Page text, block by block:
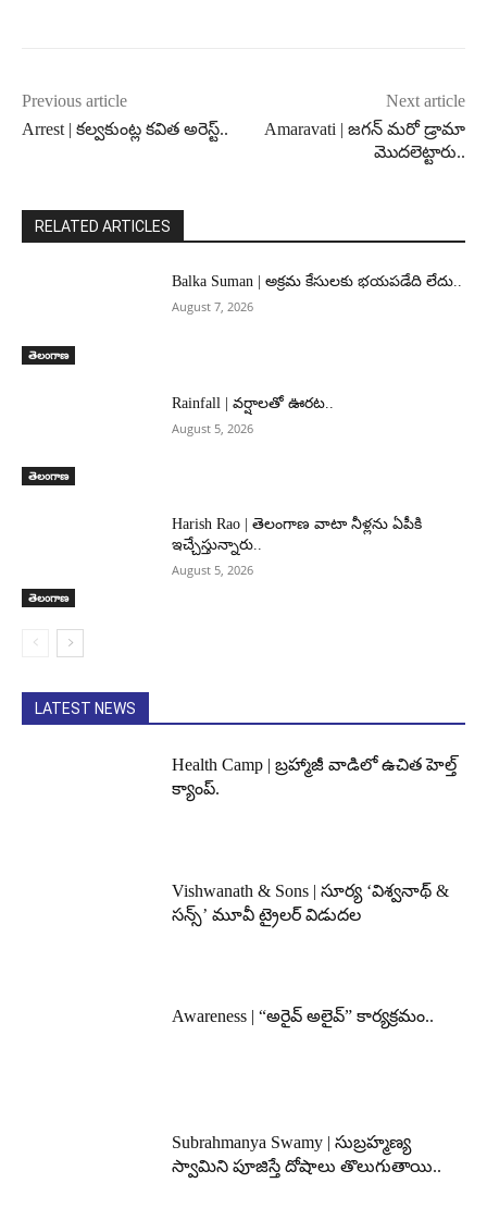
Previous article
Arrest | కల్వకుంట్ల కవిత అరెస్ట్..
Next article
Amaravati | జగన్ మరో డ్రామా
మొదలెట్టారు..
RELATED ARTICLES
తెలంగాణ
Balka Suman | అక్రమ కేసులకు భయపడేది లేదు..
August 7, 2026
తెలంగాణ
Rainfall | వర్షాలతో ఊరట..
August 5, 2026
తెలంగాణ
Harish Rao | తెలంగాణ వాటా నీళ్లను ఏపీకి
ఇచ్చేస్తున్నారు..
August 5, 2026
LATEST NEWS
Health Camp | బ్రహ్మాజీ వాడిలో ఉచిత హెల్త్
క్యాంప్.
Vishwanath & Sons | సూర్య ‘విశ్వనాథ్ &
సన్స్’ మూవీ ట్రైలర్ విడుదల
Awareness | “అరైవ్ అలైవ్” కార్యక్రమం..
Subrahmanya Swamy | సుబ్రహ్మణ్య
స్వామిని పూజిస్తే దోషాలు తొలుగుతాయి..